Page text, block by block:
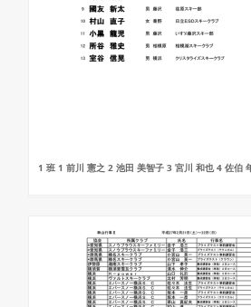
1 班 1 前川 憲之 2 池田 美智子 3 宮川 和也 4 佐伯